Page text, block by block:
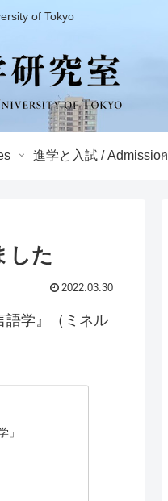
of Tokyo
進学と入試 / Admission
した
2022.03.30
語学』（ミネル
」